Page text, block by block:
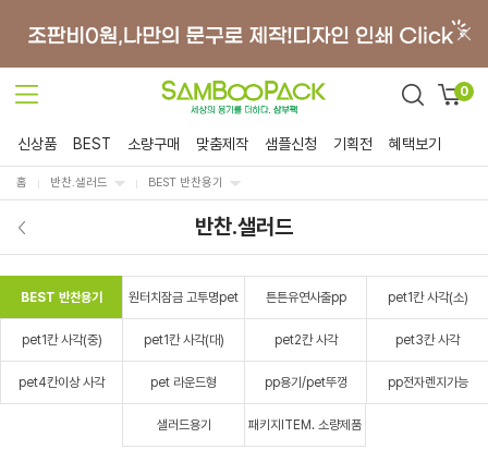
0
신상품 BEST 소량구매 맞춤제작 샘플신청 기획전 혜택보기
홈 반찬.샐러드 BEST 반찬용기
반찬.샐러드
BEST 반찬용기 원터치잠금 고투명pet 튼튼유연사출pp pet1칸 사각(소)
pet1칸 사각(중) pet1칸 사각(대) pet2칸 사각 pet3칸 사각
pet4칸이상 사각 pet 라운드형 pp용기/pet뚜껑 pp전자렌지가능
샐러드용기 패키지ITEM. 소량제품